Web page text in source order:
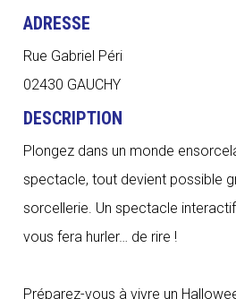
ADRESSE
Rue Gabriel Péri
02430 GAUCHY
DESCRIPTION
Plongez dans un monde
spectacle, tout devient possible
sorcellerie. Un spectacle
vous fera hurler… de rire !
Préparez-vous à vivre un